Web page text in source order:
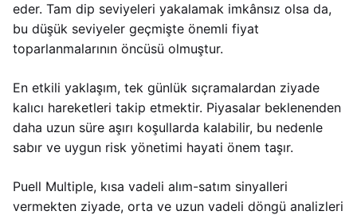
eder. Tam dip seviyeleri yakalamak imkânsız olsa da,
bu düşük seviyeler geçmişte önemli fiyat
toparlanmalarının öncüsü olmuştur.
En etkili yaklaşım, tek günlük sıçramalardan ziyade
kalıcı hareketleri takip etmektir. Piyasalar beklenenden
daha uzun süre aşırı koşullarda kalabilir, bu nedenle
sabır ve uygun risk yönetimi hayati önem taşır.
Puell Multiple, kısa vadeli alım-satım sinyalleri
vermekten ziyade, orta ve uzun vadeli döngü analizleri